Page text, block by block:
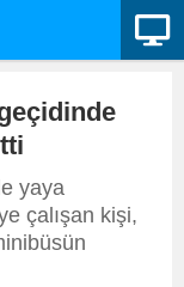
yaya
çalışan kişi,